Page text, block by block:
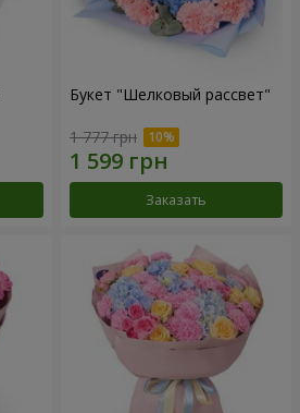
Букет "Шелковый рассвет"
1 777 грн
Заказать